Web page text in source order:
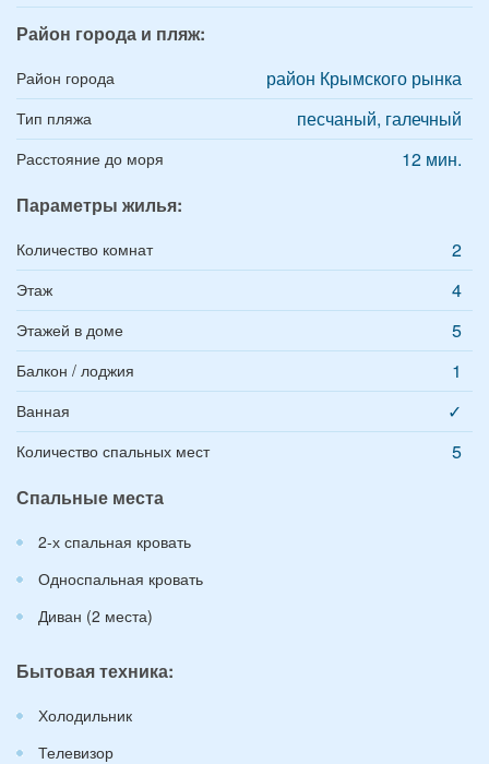
Район города и пляж:
Район города район Крымского рынка
Тип пляжа песчаный, галечный
Расстояние до моря
12 мин.
Параметры жилья:
Количество комнат 2
Этаж 4
Этажей в доме 5
Балкон / лоджия 1
Ванная ✓
Количество спальных мест
5
Спальные места
2-х спальная кровать
Односпальная кровать
Диван (2 места)
Бытовая техника:
Холодильник
Телевизор